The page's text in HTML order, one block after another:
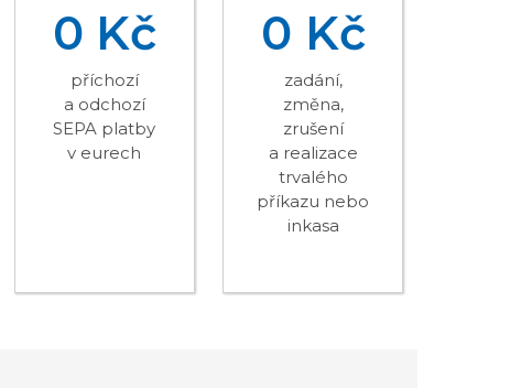
0 Kč
příchozí
a odchozí
SEPA platby
v eurech
0 Kč
zadání,
změna,
zrušení
a realizace
trvalého
příkazu nebo
inkasa